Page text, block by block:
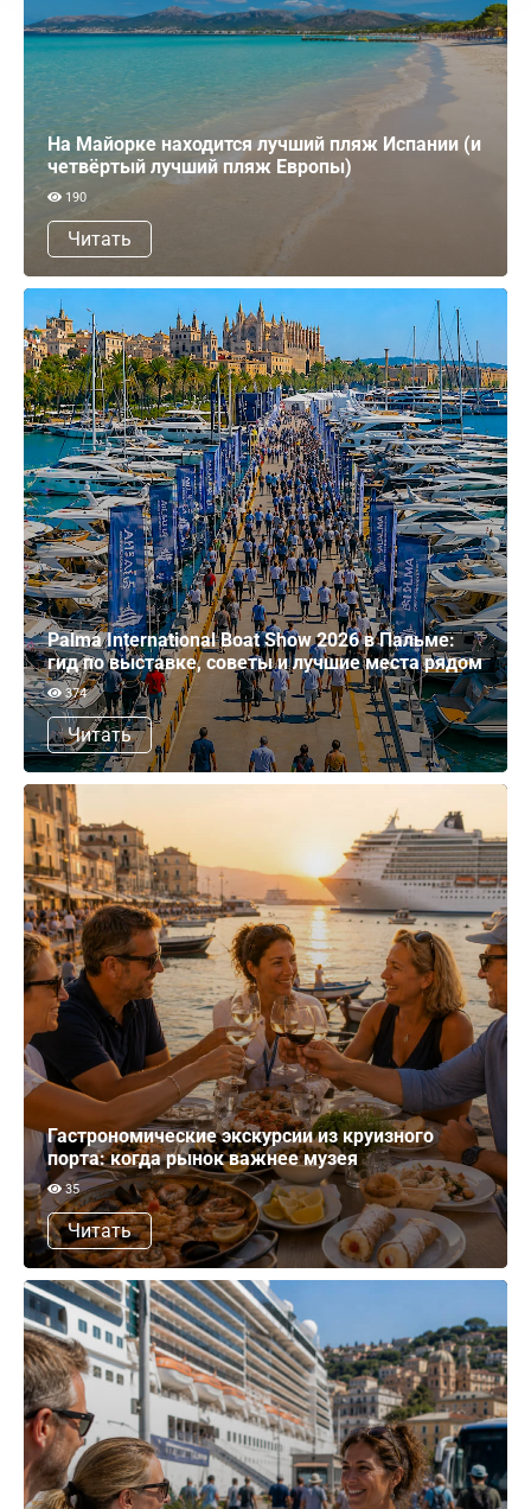
На Майорке находится лучший пляж Испании (и
четвёртый лучший пляж Европы)
190
Читать
Palma International Boat Show 2026 в Пальме:
гид по выставке, советы и лучшие места рядом
374
Читать
Гастрономические экскурсии из круизного
порта: когда рынок важнее музея
35
Читать